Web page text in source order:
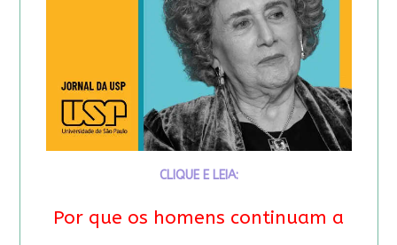
CLIQUE E LEIA:
Por que os homens continuam a